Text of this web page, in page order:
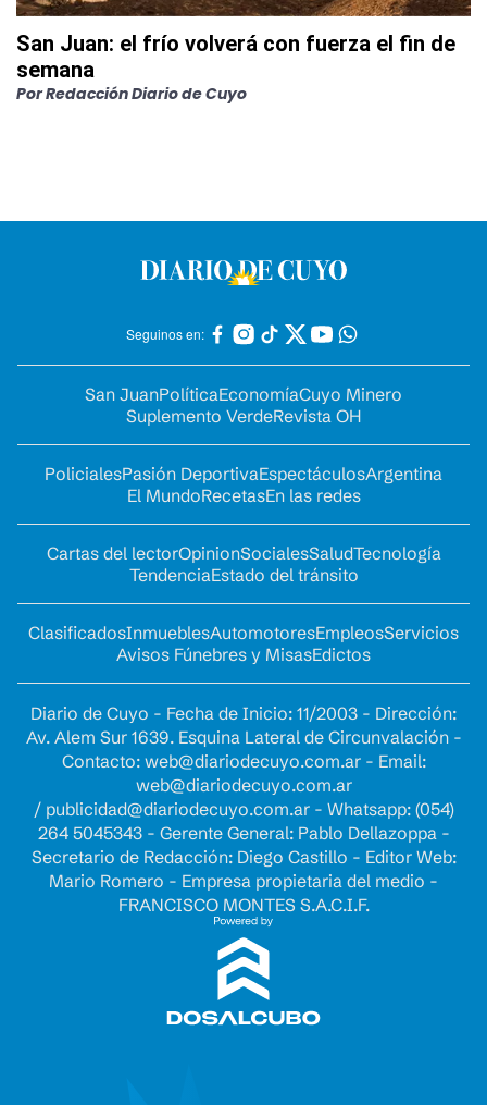
San Juan: el frío volverá con fuerza el fin de
semana
PorRedacción Diario de Cuyo
Seguinos en:
San JuanPolíticaEconomíaCuyo Minero
Suplemento VerdeRevista OH
PolicialesPasión DeportivaEspectáculosArgentina
El MundoRecetasEn las redes
Cartas del lectorOpinionSocialesSaludTecnología
TendenciaEstado del tránsito
ClasificadosInmueblesAutomotoresEmpleosServicios
Avisos Fúnebres y MisasEdictos
Diario de Cuyo - Fecha de Inicio: 11/2003 - Dirección:
Av. Alem Sur 1639. Esquina Lateral de Circunvalación -
Contacto: web@diariodecuyo.com.ar- Email:
web@diariodecuyo.com.ar
/ publicidad@diariodecuyo.com.ar- Whatsapp: (054)
264 5045343 - Gerente General: Pablo Dellazoppa -
Secretario de Redacción: Diego Castillo - Editor Web:
Mario Romero - Empresa propietaria del medio -
FRANCISCO MONTES S.A.C.I.F.